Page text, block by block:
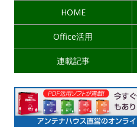
HOME
Office活用
連載記事